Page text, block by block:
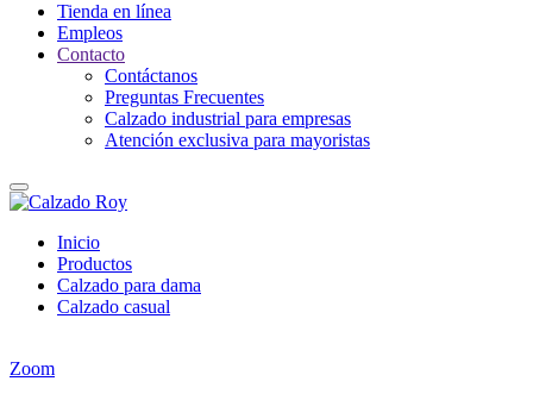
Tienda en línea
Empleos
Contacto
Contáctanos
Preguntas Frecuentes
Calzado industrial para empresas
Atención exclusiva para mayoristas
Inicio
Productos
Calzado para dama
Calzado casual
Zoom